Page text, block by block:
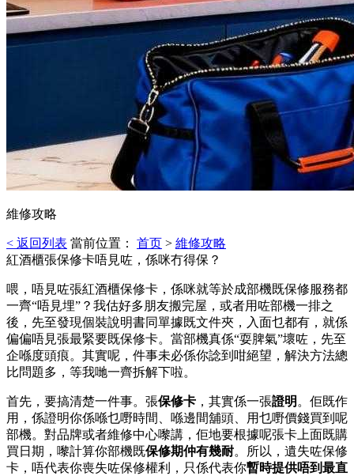
維修攻略
< 返回列表 當前位置： 首页 > 維修攻略
紅酒櫃張保修卡唔見咗，係咪冇得保？
喂，唔見咗張紅酒櫃保修卡，係咪就等於成部機既保修服務都
一齊“唔見埋”？我估好多朋友搬完屋，或者用咗部機一排之
後，先至發現個裝說明書同單據既文件夾，入面乜都有，就係
偏偏唔見張最緊要既保修卡。當部機真係“耍脾氣”壞咗，先至
企喺度頭痕。其實呢，件事未必係你諗到咁絕望，解決方法總
比問題多，等我哋一齊拆解下啦。
首先，要搞清楚一件事。張保修卡 ，其實係一張證明 。佢既作
用，係證明你係喺乜嘢時間、喺邊間舖頭、用乜嘢價錢買到呢
部機。對品牌或者維修中心嚟講，佢地要根據呢張卡上面既購
買日期，嚟計算你部機既保修期仲有幾耐。所以，遺失咗保修
卡，唔代表你喪失咗保修權利，只係代表你暫時提供唔到最直